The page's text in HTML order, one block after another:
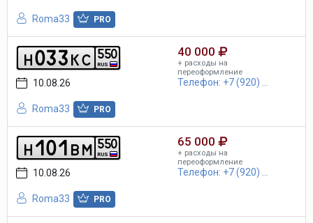
Roma33 PRO
h033kc RUS
550
10.08.26
Roma33 PRO
40 000
+ расходы на
переоформление
Телефон: +7 (920) ...
h101b m RUS
550
10.08.26
Roma33 PRO
65 000
+ расходы на
переоформление
Телефон: +7 (920) ...